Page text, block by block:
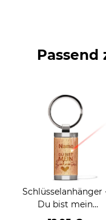
Passend
Schlüsselanhänger
Du bist mein
Zuhause - mit Name